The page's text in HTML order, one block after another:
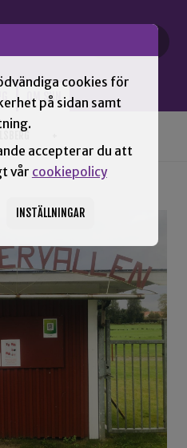
cookies för
på sidan samt
accepterar du att
vår cookiepolicy
INSTÄLLNINGAR
OM SNN